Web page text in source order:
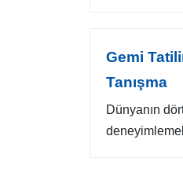
Gemi
Tanışma
Dünyanın